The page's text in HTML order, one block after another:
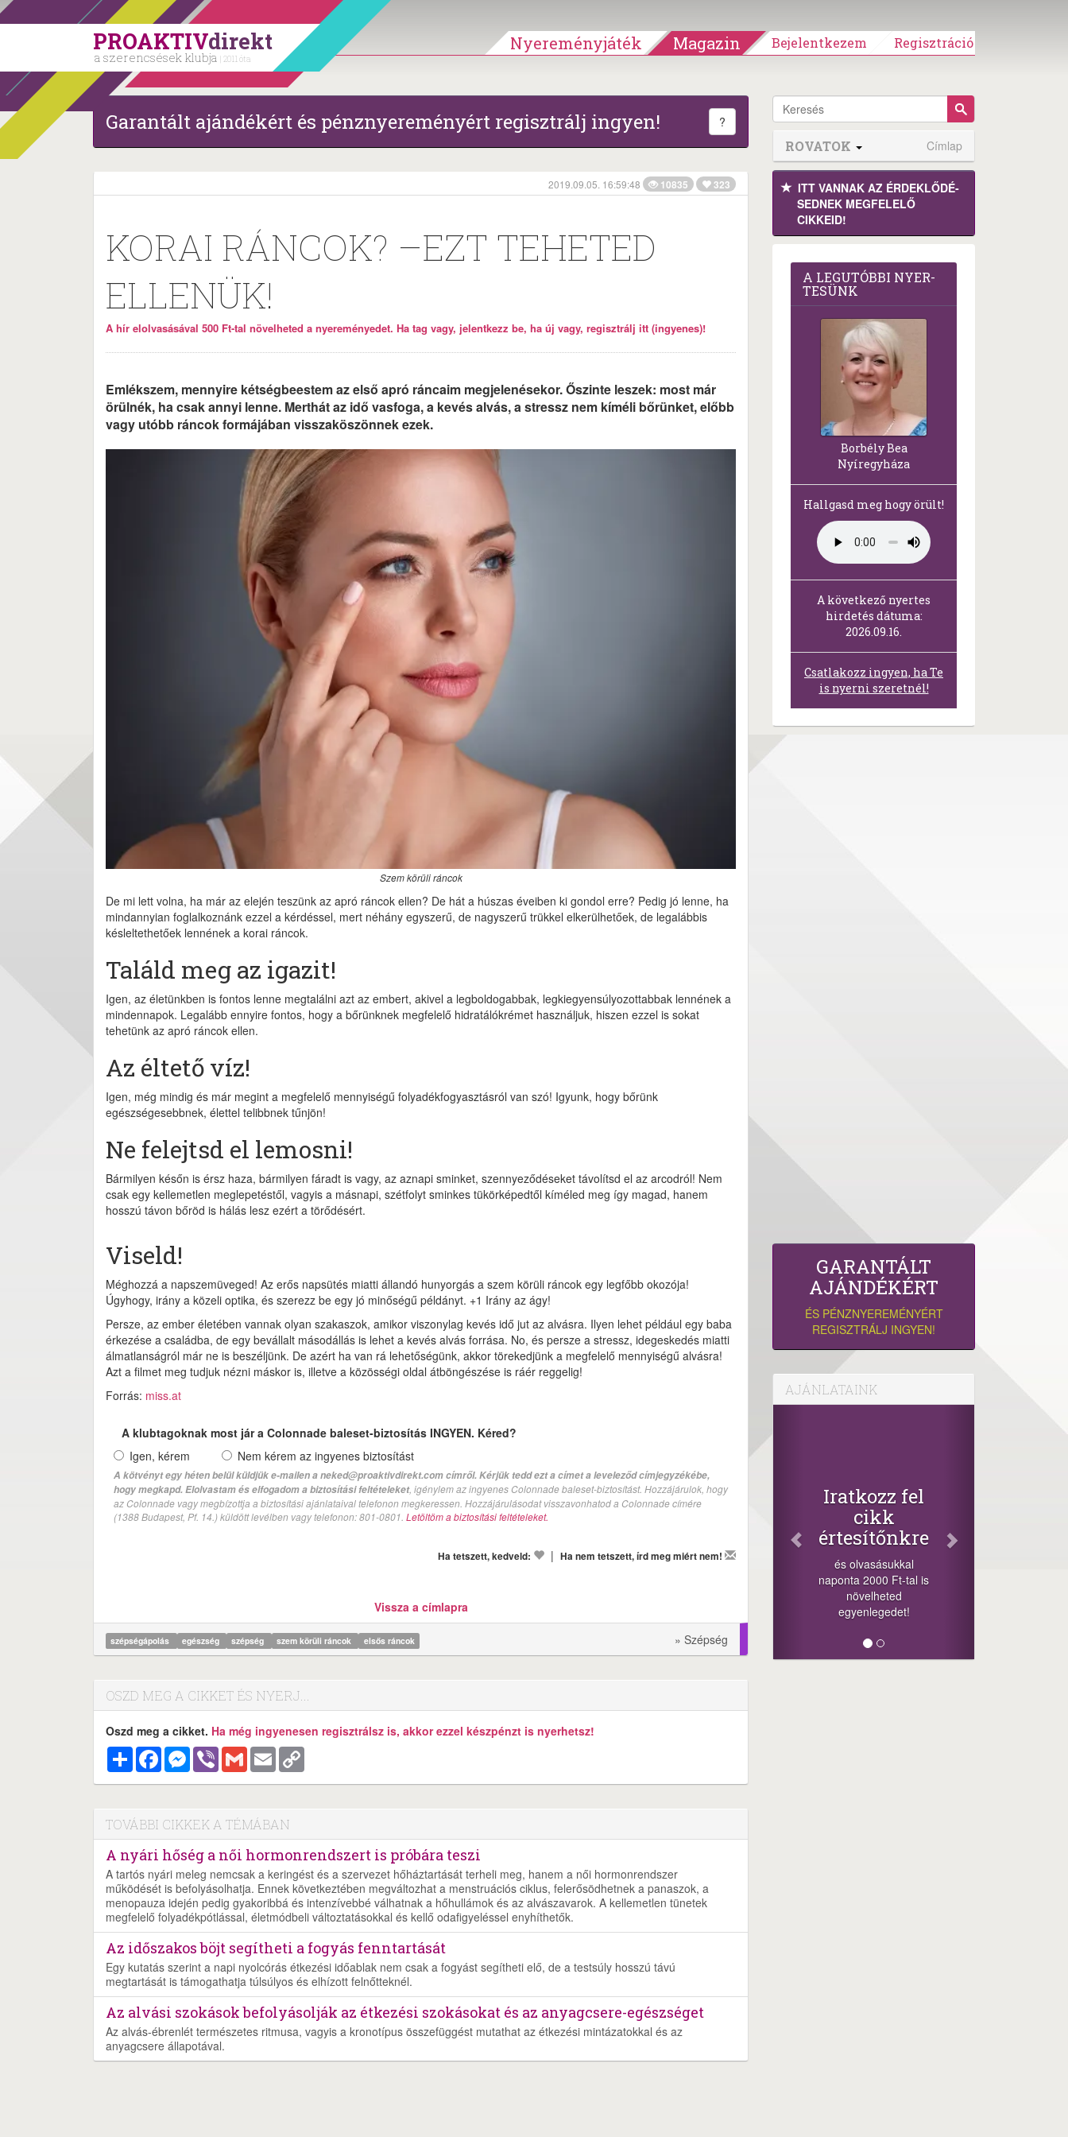
PROAKTIVdirekt
a szerencsések klubja | 2011 óta
Nyereményjáték Magazin Bejelentkezem Regisztráció
Garantált ajándékért és pénznyereményért regisztrálj ingyen! ?
2019.09.05. 16:59:48 10835 323
KORAI RÁNCOK? –EZT TEHETED
ELLENÜK!
A hír elolvasásával 500 Ft-tal növelheted a nyereményedet. Ha tag vagy, jelentkezz be, ha új vagy, regisztrálj itt (ingyenes)!
Emlékszem, mennyire kétségbeestem az első apró ráncaim megjelenésekor. Őszinte leszek: most már
örülnék, ha csak annyi lenne. Merthát az idő vasfoga, a kevés alvás, a stressz nem kíméli bőrünket, előbb
vagy utóbb ráncok formájában visszaköszönnek ezek.
Szem körüli ráncok
De mi lett volna, ha már az elején teszünk az apró ráncok ellen? De hát a húszas éveiben ki gondol erre? Pedig jó lenne, ha
mindannyian foglalkoznánk ezzel a kérdéssel, mert néhány egyszerű, de nagyszerű trükkel elkerülhetőek, de legalábbis
késleltethetőek lennének a korai ráncok.
Találd meg az igazit!
Igen, az életünkben is fontos lenne megtalálni azt az embert, akivel a legboldogabbak, legkiegyensúlyozottabbak lennének a
mindennapok. Legalább ennyire fontos, hogy a bőrünknek megfelelő hidratálókrémet használjuk, hiszen ezzel is sokat
tehetünk az apró ráncok ellen.
Az éltető víz!
Igen, még mindig és már megint a megfelelő mennyiségű folyadékfogyasztásról van szó! Igyunk, hogy bőrünk
egészségesebbnek, élettel telibbnek tűnjön!
Ne felejtsd el lemosni!
Bármilyen későn is érsz haza, bármilyen fáradt is vagy, az aznapi sminket, szennyeződéseket távolítsd el az arcodról! Nem
csak egy kellemetlen meglepetéstől, vagyis a másnapi, szétfolyt sminkes tükörképedtől kíméled meg így magad, hanem
hosszú távon bőröd is hálás lesz ezért a törődésért.
Viseld!
Méghozzá a napszemüveged! Az erős napsütés miatti állandó hunyorgás a szem körüli ráncok egy legfőbb okozója!
Úgyhogy, irány a közeli optika, és szerezz be egy jó minőségű példányt. +1 Irány az ágy!
Persze, az ember életében vannak olyan szakaszok, amikor viszonylag kevés idő jut az alvásra. Ilyen lehet például egy baba
érkezése a családba, de egy bevállalt másodállás is lehet a kevés alvás forrása. No, és persze a stressz, idegeskedés miatti
álmatlanságról már ne is beszéljünk. De azért ha van rá lehetőségünk, akkor törekedjünk a megfelelő mennyiségű alvásra!
Azt a filmet meg tudjuk nézni máskor is, illetve a közösségi oldal átböngészése is ráér reggelig!
Forrás: miss.at
A klubtagoknak most jár a Colonnade baleset-biztosítás INGYEN. Kéred?
Igen, kérem
Nem kérem az ingyenes biztosítást
A kötvényt egy héten belül küldjük e-mailen a neked@proaktivdirekt.com címről. Kérjük tedd ezt a címet a leveleződ címjegyzékébe,
hogy megkapd. Elolvastam és elfogadom a biztosítási feltételeket, igénylem az ingyenes Colonnade baleset-biztosítást. Hozzájárulok, hogy
az Colonnade vagy megbízottja a biztosítási ajánlataival telefonon megkeressen. Hozzájárulásodat visszavonhatod a Colonnade címére
(1388 Budapest, Pf. 14.) küldött levélben vagy telefonon: 801-0801. Letöltöm a biztosítási feltételeket.
Ha tetszett, kedveld: | Ha nem tetszett, írd meg miért nem!
Vissza a címlapra
szépségápolás egészség szépség szem körüli ráncok elsős ráncok » Szépség
OSZD MEG A CIKKET ÉS NYERJ...
Oszd meg a cikket. Ha még ingyenesen regisztrálsz is, akkor ezzel készpénzt is nyerhetsz!
MegosztásFacebookMessenger
Viber Gmail Email
TOVÁBBI CIKKEK A TÉMÁBAN
A nyári hőség a női hormonrendszert is próbára teszi
A tartós nyári meleg nemcsak a keringést és a szervezet hőháztartását terheli meg, hanem a női hormonrendszer
működését is befolyásolhatja. Ennek következtében megváltozhat a menstruációs ciklus, felerősödhetnek a panaszok, a
menopauza idején pedig gyakoribbá és intenzívebbé válhatnak a hőhullámok és az alvászavarok. A kellemetlen tünetek
megfelelő folyadékpótlással, életmódbeli változtatásokkal és kellő odafigyeléssel enyhíthetők.
Az időszakos böjt segítheti a fogyás fenntartását
Egy kutatás szerint a napi nyolcórás étkezési időablak nem csak a fogyást segítheti elő, de a testsúly hosszú távú
megtartását is támogathatja túlsúlyos és elhízott felnőtteknél.
Az alvási szokások befolyásolják az étkezési szokásokat és az anyagcsere-egészséget
Az alvás-ébrenlét természetes ritmusa, vagyis a kronotípus összefüggést mutathat az étkezési mintázatokkal és az
anyagcsere állapotával.
ROVATOK Címlap
ITT VANNAK AZ ÉRDEK­LŐDÉ­
SEDNEK MEGFE­LELŐ
CIKKEID!
A LEG­U­TÓB­BI NYER­
TE­SÜNK
Borbély Bea
Nyíregyháza
Hallgasd meg hogy örült!
A következő nyertes
hirdetés dátuma:
2026.09.16.
Csatlakozz ingyen, ha Te
is nyerni szeretnél!
GARANTÁLT
AJÁNDÉKÉRT
ÉS PÉNZNYEREMÉNYÉRT
REGISZTRÁLJ INGYEN!
AJÁNLATAINK
Iratkozz fel
cikk
értesítőnkre
és olvasásukkal
naponta 2000 Ft-tal is
növelheted
egyenlegedet!